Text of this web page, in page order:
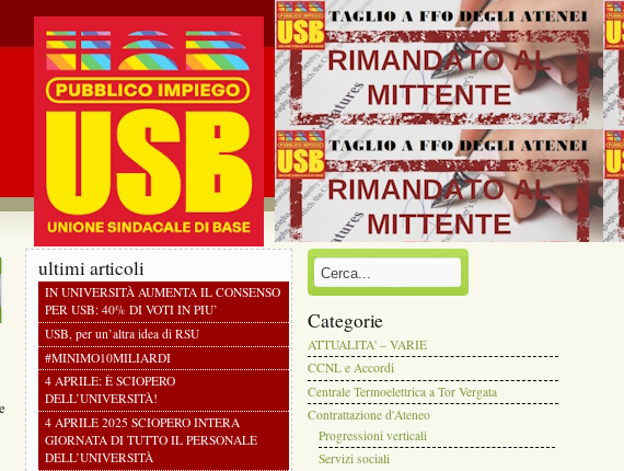
ultimi articoli
IN UNIVERSITÀ AUMENTA IL CONSENSO
PER USB: 40% DI VOTI IN PIU’
USB, per un’altra idea di RSU
#MINIMO10MILIARDI
4 APRILE: È SCIOPERO
DELL’UNIVERSITÀ!
4 APRILE 2025 SCIOPERO INTERA
GIORNATA DI TUTTO IL PERSONALE
DELL’UNIVERSITÀ
Categorie
ATTUALITA' – VARIE
CCNL e Accordi
Centrale Termoelettrica a Tor Vergata
Contrattazione d'Ateneo
Progressioni verticali
Servizi sociali